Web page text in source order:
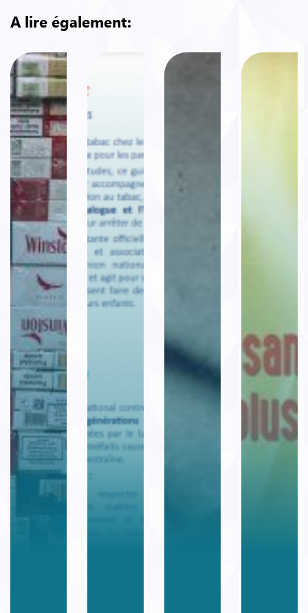
A lire également: